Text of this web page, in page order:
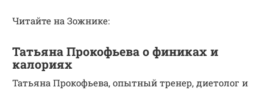
Читайте на Зожнике:
Татьяна Прокофьева о финиках и
калориях
Татьяна Прокофьева, опытный тренер, диетолог и